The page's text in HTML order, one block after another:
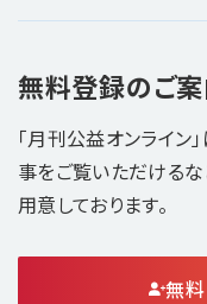
無料登録のご
「月刊公益オンライン
事をご覧いただける
用意しております。
無